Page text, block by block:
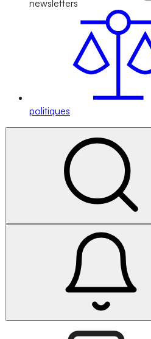
newsletters
politiques